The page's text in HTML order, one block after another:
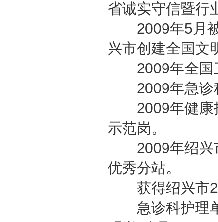
省诚实守信暨行
2009年5月被
兴市创建全国文
2009年全国
2009年急诊科
2009年健康拓
示范岗。
2009年绍兴市
优秀分站。
获得绍兴市
急诊科护理单